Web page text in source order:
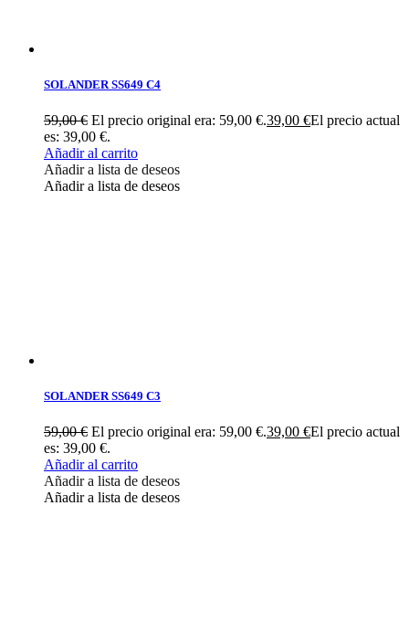
SOLANDER SS649 C4
59,00€ El precio original era: 59,00 €.39,00 €El precio actual
es: 39,00 €.
Añadir al carrito
Añadir a lista de deseos
Añadir a lista de deseos
SOLANDER SS649 C3
59,00€ El precio original era: 59,00 €.39,00 €El precio actual
es: 39,00 €.
Añadir al carrito
Añadir a lista de deseos
Añadir a lista de deseos